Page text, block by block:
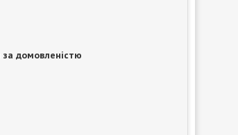
за домовленістю